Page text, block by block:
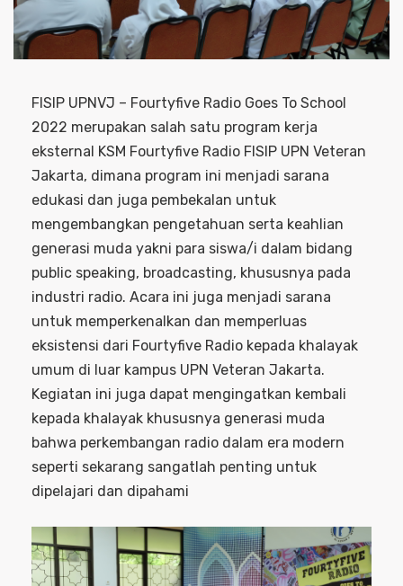
FISIP UPNVJ – Fourtyfive Radio Goes To School
2022 merupakan salah satu program kerja
eksternal KSM Fourtyfive Radio FISIP UPN Veteran
Jakarta, dimana program ini menjadi sarana
edukasi dan juga pembekalan untuk
mengembangkan pengetahuan serta keahlian
generasi muda yakni para siswa/i dalam bidang
public speaking, broadcasting, khususnya pada
industri radio. Acara ini juga menjadi sarana
untuk memperkenalkan dan memperluas
eksistensi dari Fourtyfive Radio kepada khalayak
umum di luar kampus UPN Veteran Jakarta.
Kegiatan ini juga dapat mengingatkan kembali
kepada khalayak khususnya generasi muda
bahwa perkembangan radio dalam era modern
seperti sekarang sangatlah penting untuk
dipelajari dan dipahami